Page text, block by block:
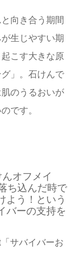
向き合う期間
生じやすい期
こす大きな原
」。石けんで
のうるおいが
です。
オフメイ
ち込んだ時で
よう！という
バーの支持を
サバイバーお